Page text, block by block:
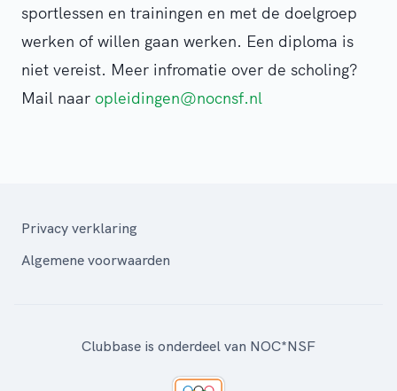
sportlessen en trainingen en met de doelgroep
werken of willen gaan werken. Een diploma is
niet vereist. Meer infromatie over de scholing?
Mail naar opleidingen@nocnsf.nl
Clubbase is onderdeel van NOC*NSF
Privacy verklaring
Algemene voorwaarden